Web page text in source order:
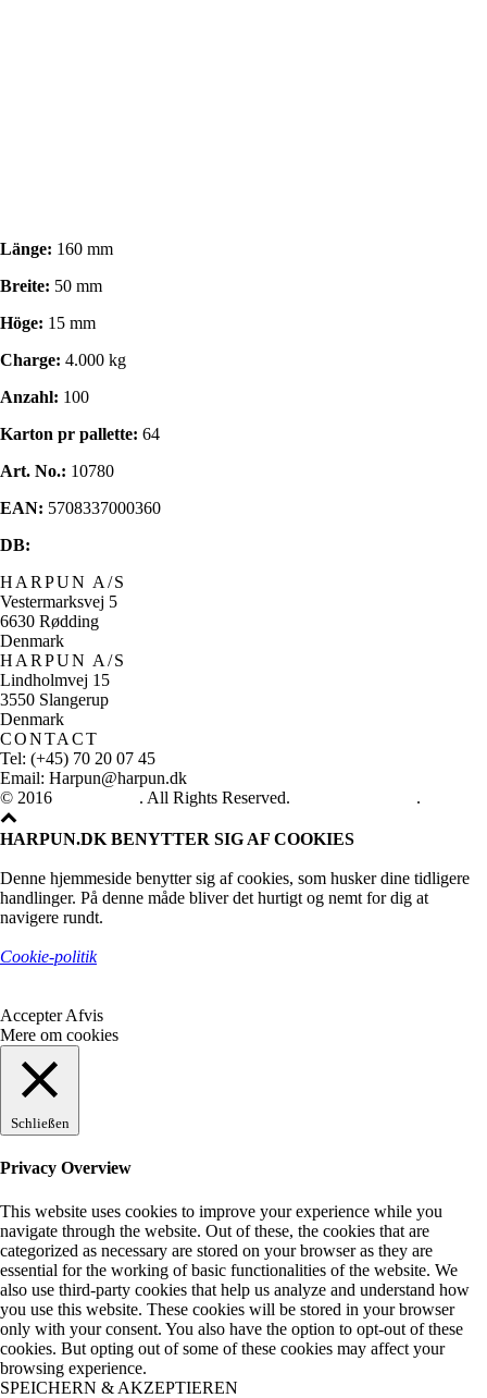
Länge: 160 mm
Breite: 50 mm
Höge: 15 mm
Charge: 4.000 kg
Anzahl: 100
Karton pr pallette: 64
Art. No.: 10780
EAN: 5708337000360
DB:
HARPUN A/S
Vestermarksvej 5
6630 Rødding
Denmark
HARPUN A/S
Lindholmvej 15
3550 Slangerup
Denmark
CONTACT
Tel: (+45) 70 20 07 45
Email: Harpun@harpun.dk
© 2016
. All Rights Reserved. .
HARPUN.DK BENYTTER SIG AF COOKIES
Denne hjemmeside benytter sig af cookies, som husker dine tidligere
handlinger. På denne måde bliver det hurtigt og nemt for dig at
navigere rundt.
Cookie-politik
Accepter Afvis
Mere om cookies
Schließen
Privacy Overview
This website uses cookies to improve your experience while you
navigate through the website. Out of these, the cookies that are
categorized as necessary are stored on your browser as they are
essential for the working of basic functionalities of the website. We
also use third-party cookies that help us analyze and understand how
you use this website. These cookies will be stored in your browser
only with your consent. You also have the option to opt-out of these
cookies. But opting out of some of these cookies may affect your
browsing experience.
SPEICHERN & AKZEPTIEREN